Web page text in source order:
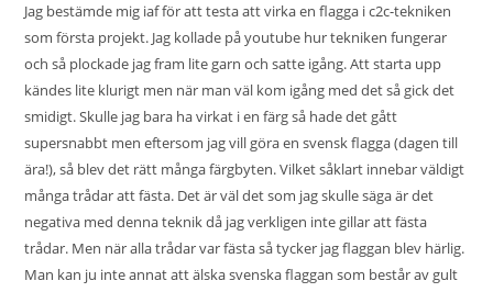
Jag bestämde mig iaf för att testa att virka en flagga i c2c-tekniken
som första projekt. Jag kollade på youtube hur tekniken fungerar
och så plockade jag fram lite garn och satte igång. Att starta upp
kändes lite klurigt men när man väl kom igång med det så gick det
smidigt. Skulle jag bara ha virkat i en färg så hade det gått
supersnabbt men eftersom jag vill göra en svensk flagga (dagen till
ära!), så blev det rätt många färgbyten. Vilket såklart innebar väldigt
många trådar att fästa. Det är väl det som jag skulle säga är det
negativa med denna teknik då jag verkligen inte gillar att fästa
trådar. Men när alla trådar var fästa så tycker jag flaggan blev härlig.
Man kan ju inte annat att älska svenska flaggan som består av gult